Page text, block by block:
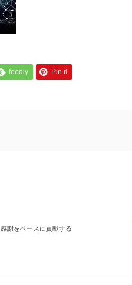
feedly Pin it
感謝をベースに貢献する